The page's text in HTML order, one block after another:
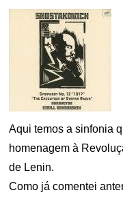
Aqui temos a sinfonia
homenagem à
de Lenin.
Como já comentei